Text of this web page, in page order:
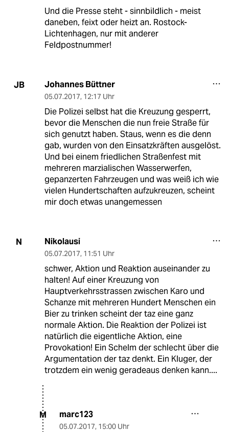
Und die Presse steht - sinnbildlich - meist
daneben, feixt oder heizt an. Rostock-
Lichtenhagen, nur mit anderer
Feldpostnummer!
JB Johannes Büttner
05.07.2017, 12:17 Uhr
Die Polizei selbst hat die Kreuzung gesperrt,
bevor die Menschen die nun freie Straße für
sich genutzt haben. Staus, wenn es die denn
gab, wurden von den Einsatzkräften ausgelöst.
Und bei einem friedlichen Straßenfest mit
mehreren marzialischen Wasserwerfen,
gepanzerten Fahrzeugen und was weiß ich wie
vielen Hundertschaften aufzukreuzen, scheint
mir doch etwas unangemessen
N Nikolausi
05.07.2017, 11:51 Uhr
schwer, Aktion und Reaktion auseinander zu
halten! Auf einer Kreuzung von
Hauptverkehrsstrassen zwischen Karo und
Schanze mit mehreren Hundert Menschen ein
Bier zu trinken scheint der taz eine ganz
normale Aktion. Die Reaktion der Polizei ist
natürlich die eigentliche Aktion, eine
Provokation! Ein Schelm der schlecht über die
Argumentation der taz denkt. Ein Kluger, der
trotzdem ein wenig geradeaus denken kann....
M marc123
05.07.2017, 15:00 Uhr